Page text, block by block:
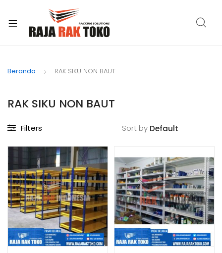
Beranda RAK SIKU NON BAUT
RAK SIKU NON BAUT
Filters Sort by